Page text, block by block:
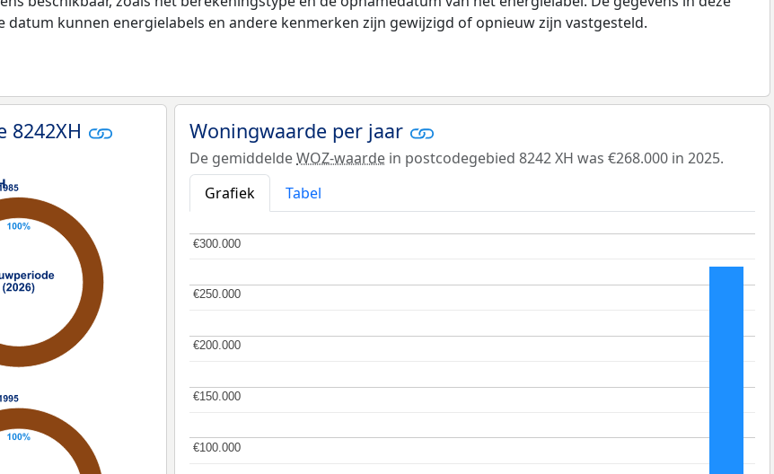
datum kunnen energielabels en andere kenmerken zijn gewijzigd of opnieuw zijn vastgesteld.
8242XH Woningwaarde per jaar
De gemiddeldeWOZ-waarde in postcodegebied 8242 XH was €268.000 in 2025.
Grafiek
Tabel
€100.000
€100.000
€150.000
€150.000
€200.000
€200.000
€250.000
€250.000
€300.000
€300.000